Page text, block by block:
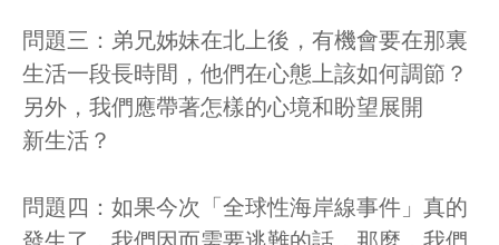
問題三：弟兄姊妹在北上後，有機會要在那裏
生活一段長時間，他們在心態上該如何調節？
另外，我們應帶著怎樣的心境和盼望展開
新生活？
問題四：如果今次「全球性海岸線事件」真的